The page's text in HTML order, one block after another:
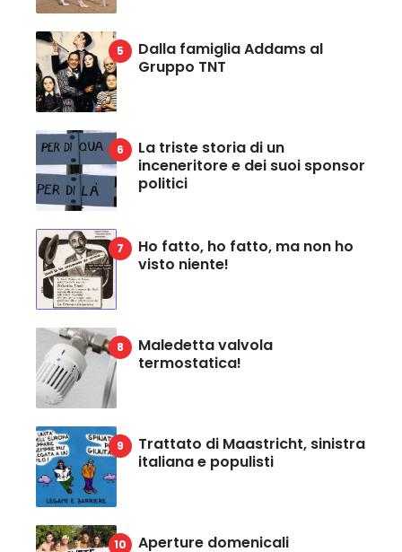
Dalla famiglia Addams al
Gruppo TNT
La triste storia di un
inceneritore e dei suoi sponsor
politici
Ho fatto, ho fatto, ma non ho
visto niente!
Maledetta valvola
termostatica!
Trattato di Maastricht, sinistra
italiana e populisti
Aperture domenicali